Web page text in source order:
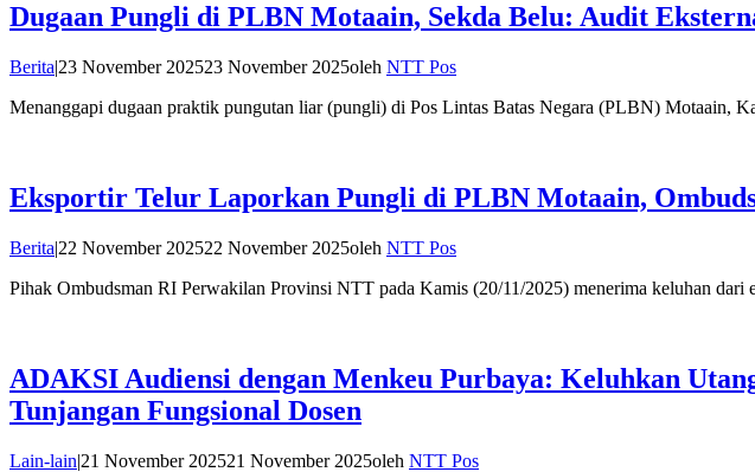
Dugaan Pungli di PLBN Motaain, Sekda Belu: Audit
Berita|23 November 202523 November 2025oleh NTT Pos
Menanggapi dugaan praktik pungutan liar (pungli) di Pos Lintas Batas Negara (PLBN) Motaain,
Eksportir Telur Laporkan Pungli di PLBN Motaain,
Berita|22 November 202522 November 2025oleh NTT Pos
Pihak Ombudsman RI Perwakilan Provinsi NTT pada Kamis (20/11/2025) menerima keluhan dari
ADAKSI Audiensi dengan Menkeu Purbaya: Keluhkan
Tunjangan Fungsional Dosen
Lain-lain|21 November 202521 November 2025oleh NTT Pos